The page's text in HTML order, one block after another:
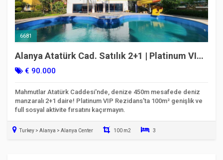
6681
Alanya Atatürk Cad. Satılık 2+1 | Platinum VIP
Rezidans
€ 90.000
Mahmutlar Atatürk Caddesi'nde, denize 450m mesafede deniz
manzaralı 2+1 daire! Platinum VIP Rezidans'ta 100m² genişlik ve
full sosyal aktivite fırsatını kaçırmayın.
Turkey > Alanya > Alanya Center 100 m2 3